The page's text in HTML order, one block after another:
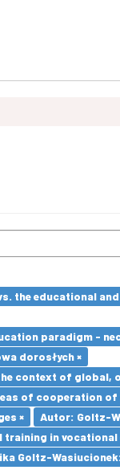
the educational
paradigm -
dorosłych ×
context of
of cooperation
×
Autor: Goltz-
training in
Goltz-